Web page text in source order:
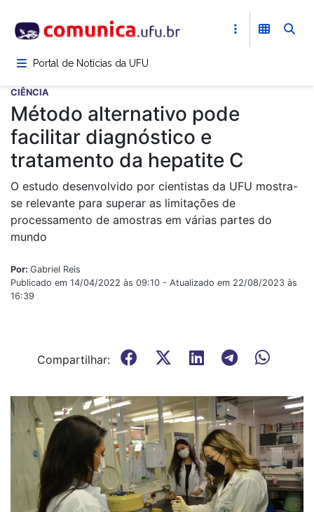
para
conteúdoPortal de Notícias da UFU
CIÊNCIA
Método alternativo pode
facilitar diagnóstico e
tratamento da hepatite C
O estudo desenvolvido por cientistas da UFU mostra-
se relevante para superar as limitações de
processamento de amostras em várias partes do
mundo
Por: Gabriel Reis
Publicado em 14/04/2022 às 09:10 - Atualizado em 22/08/2023 às
16:39
Compartilhar: